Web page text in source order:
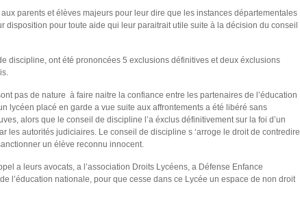
aux parents et élèves majeurs pour leur dire que les instances départementales
disposition pour toute aide qui leur paraitrait utile suite à la décision du conseil
discipline, ont été prononcées 5 exclusions définitives et deux éxclusions
pas de nature à faire naitre la confiance entre les partenaires de l’éducation
lycéen placé en garde a vue suite aux affrontements a été libéré sans
alors que le conseil de discipline l’a éxclus définitivement sur la foi d’un
les autorités judiciaires. Le conseil de discipline s ‘arroge le droit de contredire
un élève reconnu innocent.
a leurs avocats, a l’association Droits Lycéens, a Défense Enfance
l’éducation nationale, pour que cesse dans ce Lycée un espace de non droit